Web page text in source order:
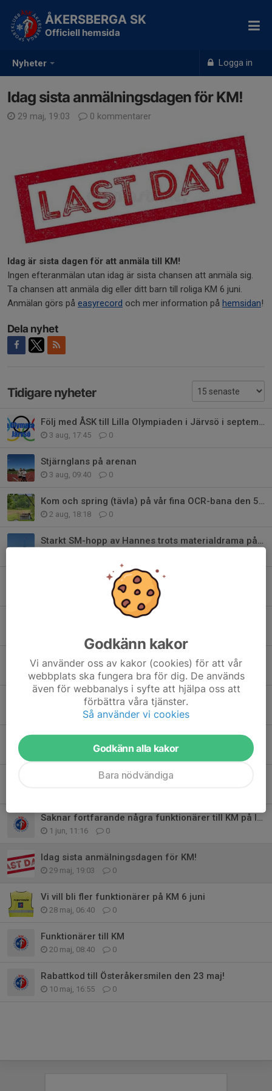
Nyheter Logga in
ÅKERSBERGA SK
Officiell hemsida
Idag sista anmälningsdagen för KM!
29 maj, 19:03 0 kommentarer
Idag är sista dagen för att anmäla till KM!
Ingen efteranmälan utan idag är sista chansen att anmäla sig.
Ta chansen att anmäla dig eller ditt barn till roliga KM 6 juni.
Anmälan görs på easyrecord och mer information på hemsidan!
Dela nyhet
Tidigare nyheter
Följ med ÅSK till Lilla Olympiaden i Järvsö i september!
3 aug, 17:45 0
Stjärnglans på arenan
3 aug, 09:40 0
Kom och spring (tävla) på vår fina OCR-bana den 5 september!
2 aug, 18:18 0
Starkt SM-hopp av Hannes trots materialdrama på Sollentunavallen
0
Lyckad Sommarsprint!
Funktionärer Sommarsprinten onsdag 1 juli
28 jun, 19:12 0
ÅSK:s sommartider på Österåkers Friidrottsarena
18 jun, 23:06 0
Sommarsprinten - Kvällens snabbaste stund!
15 jun, 11:18 0
KM på nationaldagen!
Saknar fortfarande några funktionärer till KM på lördag
1 jun, 11:16 0
Idag sista anmälningsdagen för KM!
29 maj, 19:03 0
Vi vill bli fler funktionärer på KM 6 juni
28 maj, 06:40 0
Funktionärer till KM
20 maj, 08:40 0
Rabattkod till Österåkersmilen den 23 maj!
10 maj, 16:55 0
Godkänn kakor
Vi använder oss av kakor (cookies) för att vår
webbplats ska fungera bra för dig. De används
även för webbanalys i syfte att hjälpa oss att
förbättra våra tjänster.
Så använder vi cookies
Godkänn alla kakor
Bara nödvändiga